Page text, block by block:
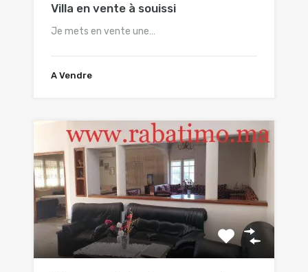
Villa en vente à souissi
Je mets en vente une…
A Vendre